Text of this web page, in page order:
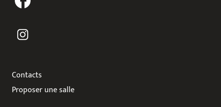
Contacts
Proposer une salle